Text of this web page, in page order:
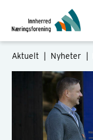
Aktuelt | Nyheter